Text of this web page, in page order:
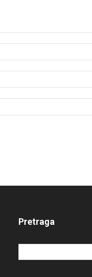
Pretraga